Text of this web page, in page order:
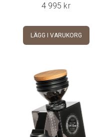
4 995 kr
LÄGG I VARUKORG